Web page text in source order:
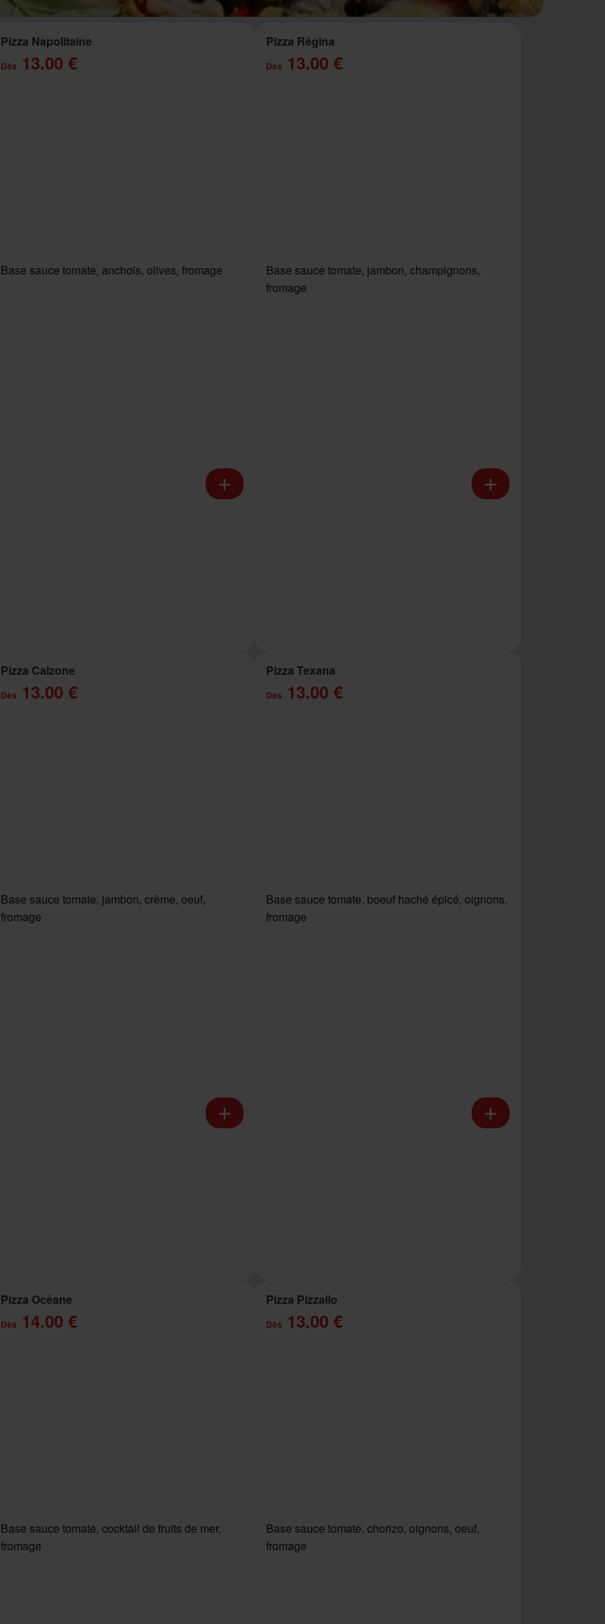
Pizza Napolitaine
Dès 13.00 €
Base sauce tomate, anchois, olives, fromage
Pizza Régina
Dès 13.00 €
Base sauce tomate, jambon, champignons,
fromage
Pizza Calzone
Dès 13.00 €
Base sauce tomate, jambon, crème, oeuf,
fromage
Pizza Texana
Dès 13.00 €
Base sauce tomate, boeuf haché épicé, oignons,
fromage
Pizza Océane
Dès 14.00 €
Base sauce tomate, cocktail de fruits de mer,
fromage
Pizza Pizzailo
Dès 13.00 €
Base sauce tomate, chorizo, oignons, oeuf,
fromage